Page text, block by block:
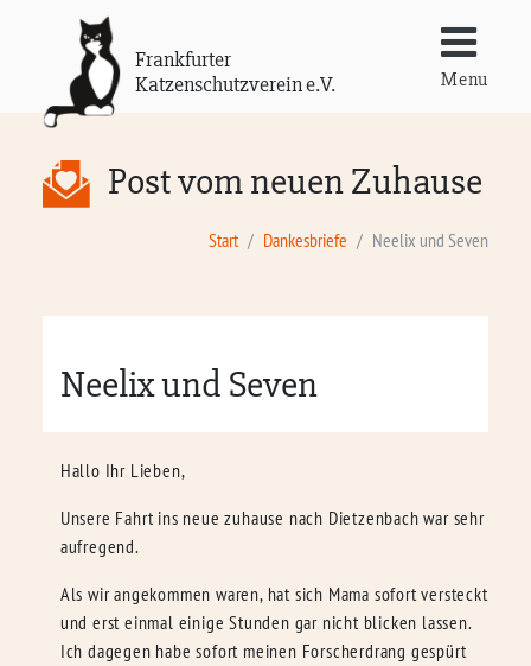
Frankfurter
Katzenschutzverein e.V.
Menu
Post vom neuen Zuhause
Start Dankesbriefe Neelix und Seven
Neelix und Seven
Hallo Ihr Lieben,
Unsere Fahrt ins neue zuhause nach Dietzenbach war sehr
aufregend.
Als wir angekommen waren, hat sich Mama sofort versteckt
und erst einmal einige Stunden gar nicht blicken lassen.
Ich dagegen habe sofort meinen Forscherdrang gespürt